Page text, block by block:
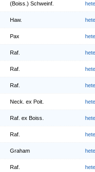
(Boiss.) Schweinf.
Haw.
Pax
Raf.
Raf.
Raf.
Neck. ex Poit.
Raf. ex Boiss.
Raf.
Graham
Raf.